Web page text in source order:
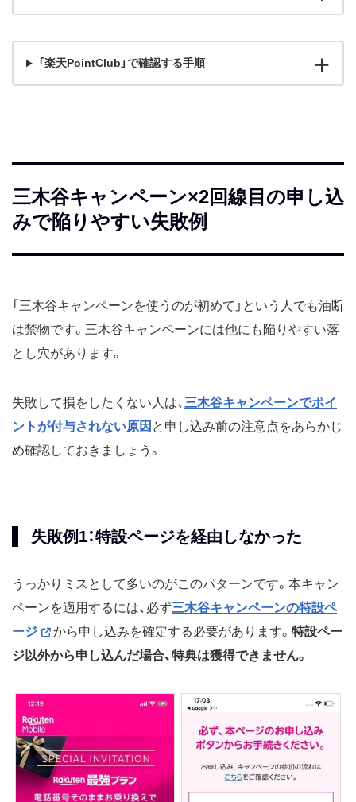
「楽天PointClub」で確認する手順
三木谷キャンペーン×2回線目の申し込
みで陥りやすい失敗例
「三木谷キャンペーンを使うのが初めて」という人でも油断
は禁物です。三木谷キャンペーンには他にも陥りやすい落
とし穴があります。
失敗して損をしたくない人は、 三木谷キャンペーンでポイ
ントが付与されない原因 と申し込み前の注意点をあらかじ
め確認しておきましょう。
失敗例1：特設ページを経由しなかった
うっかりミスとして多いのがこのパターンです。本キャン
ペーンを適用するには、必ず三木谷キャンペーンの特設ペ
ージ
から申し込みを確定する必要があります。特設ペー
ジ以外から申し込んだ場合、特典は獲得できません。